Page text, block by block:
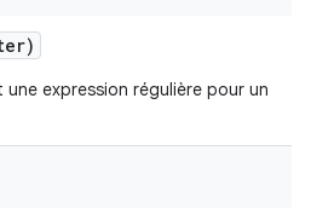
une expression régulière pour un